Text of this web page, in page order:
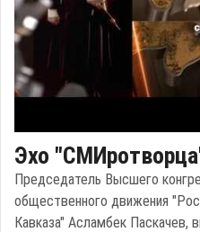
Эхо
Председатель Высшего
общественного движения
Кавказа" Асламбек Паскачев,